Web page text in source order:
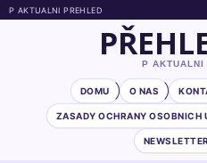
P AKTUALNI PREHLED
P AKTUALNI
DOMU O NAS
ZASADY OCHRANY OSOBNICH
NEWSLETTER